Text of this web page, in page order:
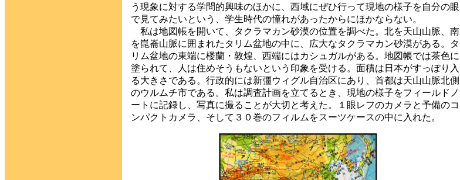
う現象に対する学問的興味のほかに、西域にぜひ行って現地の様子を自分の眼
で見てみたいという、学生時代の憧れがあったからにほかならない。
私は地図帳を開いて、タクラマカン砂漠の位置を調べた。北を天山山脈、南
を崑崙山脈に囲まれたタリム盆地の中に、広大なタクラマカン砂漠がある。タ
リム盆地の東端に楼蘭・敦煌、西端にはカシュガルがある。地図帳では茶色に
塗られて、人は住めそうもないという印象を受ける。面積は日本がすっぽり入
る大きさである。行政的には新彊ウィグル自治区にあり、首都は天山山脈北側
のウルムチ市である。私は調査計画を立てるとき、現地の様子をフィールドノ
ートに記録し、写真に撮ることが大切と考えた。１眼レフのカメラと予備のコ
ンパクトカメラ、そして３０巻のフィルムをスーツケースの中に入れた。